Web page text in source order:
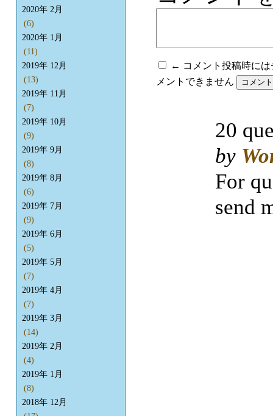
← コメント投稿時に
メントできません
2020年 2月
(6)
2020年 1月
(11)
2019年 12月
(13)
2019年 11月
(7)
2019年 10月
(9)
2019年 9月
(8)
2019年 8月
(6)
2019年 7月
(9)
2019年 6月
(5)
2019年 5月
(7)
2019年 4月
(7)
2019年 3月
(14)
2019年 2月
(4)
2019年 1月
(8)
2018年 12月
20
by
For
send